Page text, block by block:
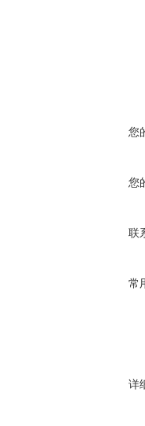
您
您
联
常
详